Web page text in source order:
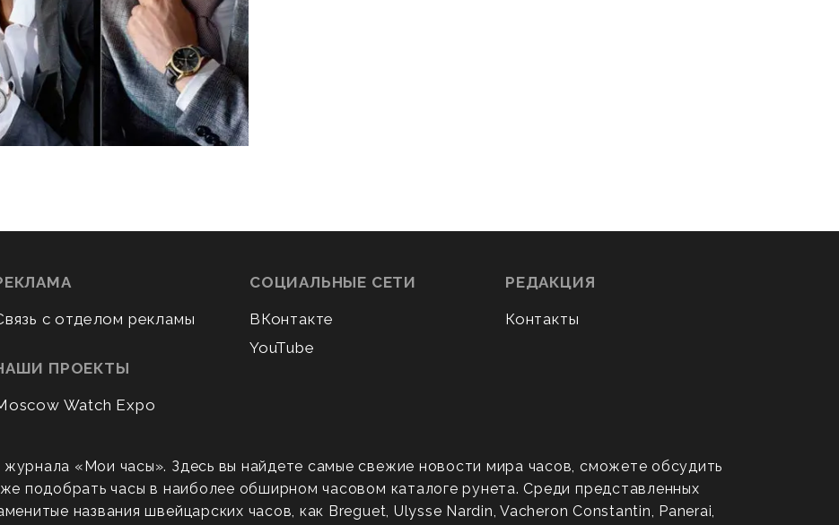
с отделом рекламы
ПРОЕКТЫ
Watch Expo
СОЦИАЛЬНЫЕ СЕТИ
ВКонтакте
YouTube
РЕДАКЦИЯ
Контакты
«Мои часы». Здесь вы найдете самые свежие новости мира часов, сможете обсудить
подобрать часы в наиболее обширном часовом каталоге рунета. Среди представленных
названия швейцарских часов, как Breguet, Ulysse Nardin, Vacheron Constantin, Panerai,